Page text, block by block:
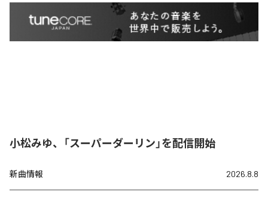
小松みゆ、「スーパーダーリン」を配信開始
新曲情報 2026.8.8